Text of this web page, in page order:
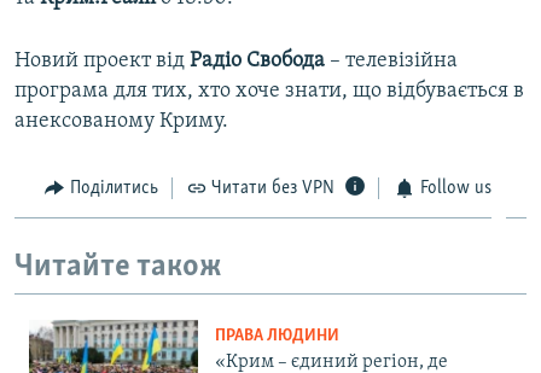
Новий проект від Радiо Свобода – телевізійна
програма для тих, хто хоче знати, що відбувається в
анексованому Криму.
Поділитись Читати без VPN Follow us
Читайте також
ПРАВА ЛЮДИНИ
«Крим – єдиний регіон, де